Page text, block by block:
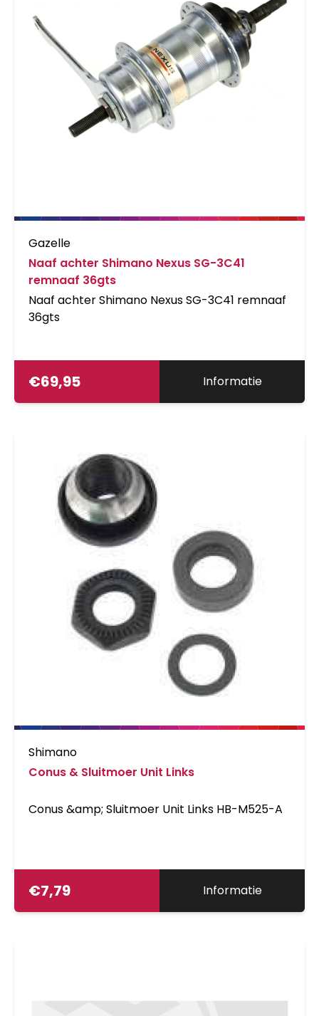
Gazelle
Naaf achter Shimano Nexus SG-3C41
remnaaf 36gts
Naaf achter Shimano Nexus SG-3C41 remnaaf
36gts
€69,95 Informatie
Shimano
Conus & Sluitmoer Unit Links
Conus &amp; Sluitmoer Unit Links HB-M525-A
€7,79 Informatie